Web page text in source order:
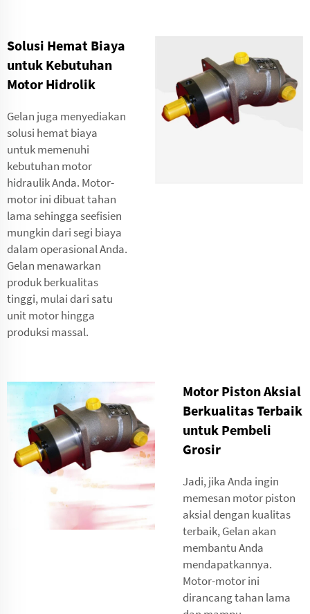
Solusi Hemat Biaya
untuk Kebutuhan
Motor Hidrolik
Gelan juga menyediakan
solusi hemat biaya
untuk memenuhi
kebutuhan motor
hidraulik Anda. Motor-
motor ini dibuat tahan
lama sehingga seefisien
mungkin dari segi biaya
dalam operasional Anda.
Gelan menawarkan
produk berkualitas
tinggi, mulai dari satu
unit motor hingga
produksi massal.
Motor Piston Aksial
Berkualitas Terbaik
untuk Pembeli
Grosir
Jadi, jika Anda ingin
memesan motor piston
aksial dengan kualitas
terbaik, Gelan akan
membantu Anda
mendapatkannya.
Motor-motor ini
dirancang tahan lama